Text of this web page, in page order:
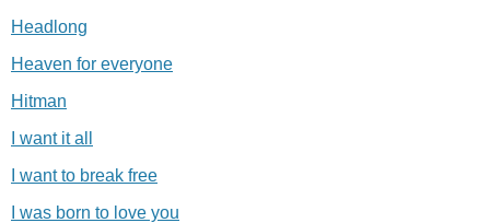
Headlong
Heaven for evеryone
Hitman
I want it all
I want to break free
I was born to love you